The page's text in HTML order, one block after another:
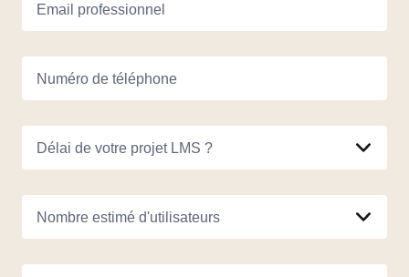
Email professionnel
Numéro de téléphone
Délai de votre projet LMS ?
Nombre estimé d'utilisateurs